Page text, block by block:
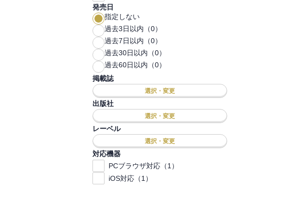
発売日
指定しない
過去3日以内（0）
過去7日以内（0）
過去30日以内（0）
過去60日以内（0）
掲載誌
選択・変更
出版社
選択・変更
レーベル
選択・変更
対応機器
PCブラウザ対応（1）
iOS対応（1）